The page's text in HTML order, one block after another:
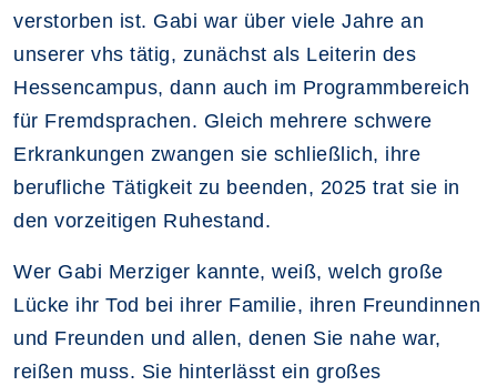
verstorben ist. Gabi war über viele Jahre an
unserer vhs tätig, zunächst als Leiterin des
Hessencampus, dann auch im Programmbereich
für Fremdsprachen. Gleich mehrere schwere
Erkrankungen zwangen sie schließlich, ihre
berufliche Tätigkeit zu beenden, 2025 trat sie in
den vorzeitigen Ruhestand.
Wer Gabi Merziger kannte, weiß, welch große
Lücke ihr Tod bei ihrer Familie, ihren Freundinnen
und Freunden und allen, denen Sie nahe war,
reißen muss. Sie hinterlässt ein großes